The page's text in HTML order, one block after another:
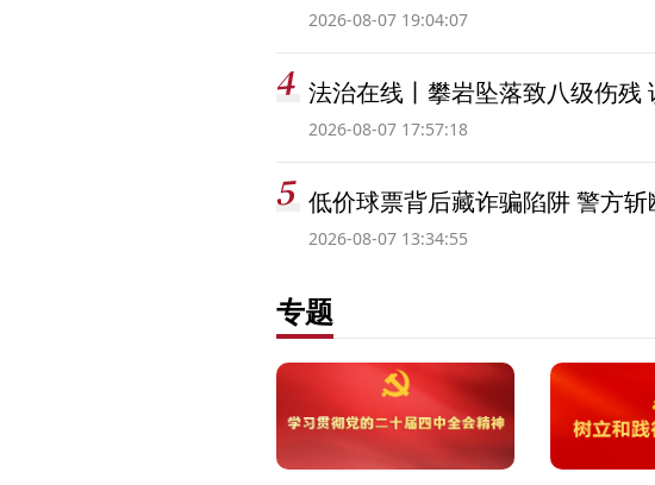
2026-08-07 19:04:07
法治在线丨攀岩坠落致八级伤残
2026-08-07 17:57:18
低价球票背后藏诈骗陷阱 警方
2026-08-07 13:34:55
专题